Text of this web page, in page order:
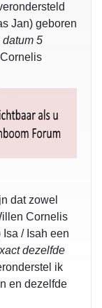
Jan) geboren
5
dat zowel
Cornelis
/ Isah een
dezelfde
ik
en dezelfde